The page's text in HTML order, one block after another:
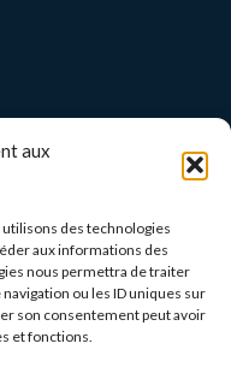
aux
des technologies
aux informations des
nous permettra de traiter
ou les ID uniques sur
son consentement peut avoir
et fonctions.